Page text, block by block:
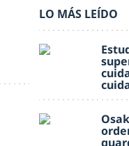
LO MÁS LEÍDO